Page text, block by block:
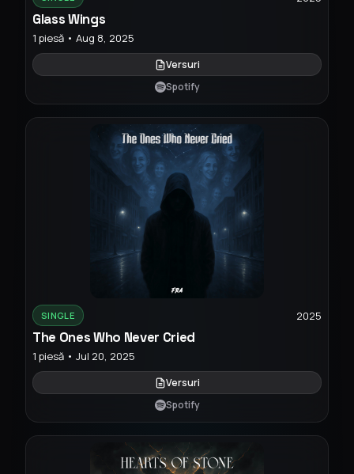
Glass Wings
1 piesă • Aug 8, 2025
Versuri
Spotify
SINGLE 2025
The Ones Who Never Cried
1 piesă • Jul 20, 2025
Versuri
Spotify